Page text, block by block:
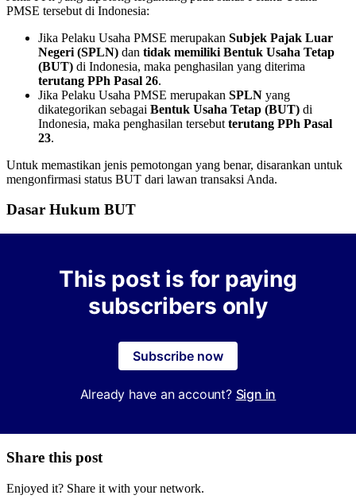
PMSE tersebut di Indonesia:
Jika Pelaku Usaha PMSE merupakan Subjek Pajak Luar
Negeri (SPLN) dan tidak memiliki Bentuk Usaha Tetap
(BUT) di Indonesia, maka penghasilan yang diterima
terutang PPh Pasal 26.
Jika Pelaku Usaha PMSE merupakan SPLN yang
dikategorikan sebagai Bentuk Usaha Tetap (BUT) di
Indonesia, maka penghasilan tersebut terutang PPh Pasal
23.
Untuk memastikan jenis pemotongan yang benar, disarankan untuk
mengonfirmasi status BUT dari lawan transaksi Anda.
Dasar Hukum BUT
This post is for paying
subscribers only
Subscribe now
Already have an account? Sign in
Share this post
Enjoyed it? Share it with your network.